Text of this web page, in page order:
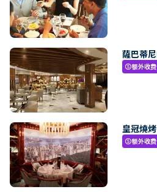
薩巴蒂
paid额外收费
皇冠燒烤
paid额外收费